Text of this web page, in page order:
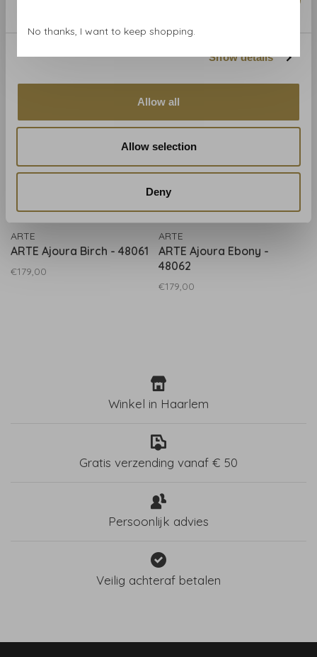
Show details
Allow all
Allow selection
Deny
Gerelateerde producten BACK TO HOME
ARTE
ARTE Ajoura Birch - 48061
€179,00
ARTE
ARTE Ajoura Ebony -
48062
€179,00
Winkel in Haarlem
Gratis verzending vanaf € 50
Persoonlijk advies
Veilig achteraf betalen
No thanks, I want to keep shopping.